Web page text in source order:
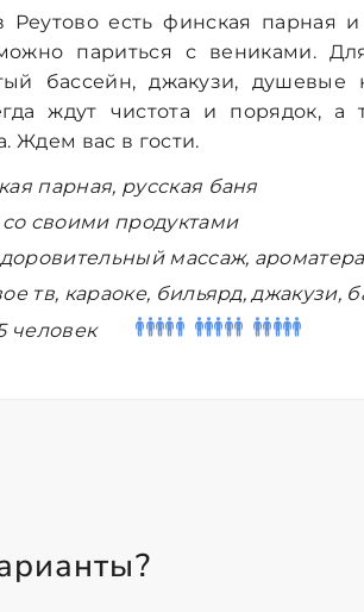
Реутово есть финская парная и
париться с вениками.
бассейн, джакузи, душевые
ждут чистота и порядок, а
Ждем вас в гости.
парная, русская баня
своими продуктами
массаж,
тв, караоке, бильярд, джакузи,
человек